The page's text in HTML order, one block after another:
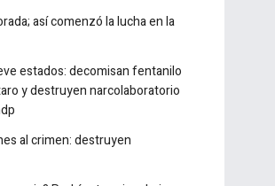
semana
así comenzó la lucha en la
estados: decomisan fentanilo
y destruyen narcolaboratorio